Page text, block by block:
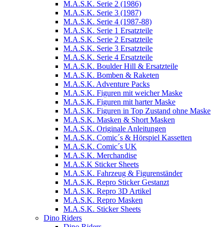
M.A.S.K. Serie 2 (1986)
M.A.S.K. Serie 3 (1987)
M.A.S.K. Serie 4 (1987-88)
M.A.S.K. Serie 1 Ersatzteile
M.A.S.K. Serie 2 Ersatzteile
M.A.S.K. Serie 3 Ersatzteile
M.A.S.K. Serie 4 Ersatzteile
M.A.S.K. Boulder Hill & Ersatzteile
M.A.S.K. Bomben & Raketen
M.A.S.K. Adventure Packs
M.A.S.K. Figuren mit weicher Maske
M.A.S.K. Figuren mit harter Maske
M.A.S.K. Figuren in Top Zustand ohne Maske
M.A.S.K. Masken & Short Masken
M.A.S.K. Originale Anleitungen
M.A.S.K. Comic´s & Hörspiel Kassetten
M.A.S.K. Comic´s UK
M.A.S.K. Merchandise
M.A.S.K Sticker Sheets
M.A.S.K. Fahrzeug & Figurenständer
M.A.S.K. Repro Sticker Gestanzt
M.A.S.K. Repro 3D Artikel
M.A.S.K. Repro Masken
M.A.S.K. Sticker Sheets
Dino Riders